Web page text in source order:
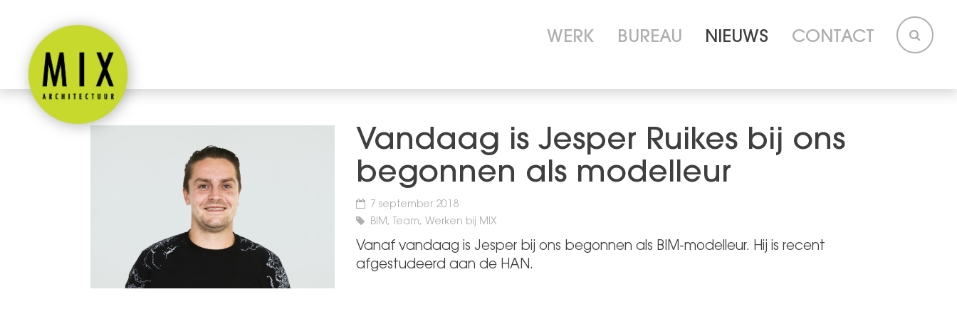
WERK BUREAU NIEUWS CONTACT
Vandaag is Jesper Ruikes bij ons
begonnen als modelleur
7 september 2018
BIM, Team, Werken bij MIX
Vanaf vandaag is Jesper bij ons begonnen als BIM-modelleur. Hij is recent
afgestudeerd aan de HAN.